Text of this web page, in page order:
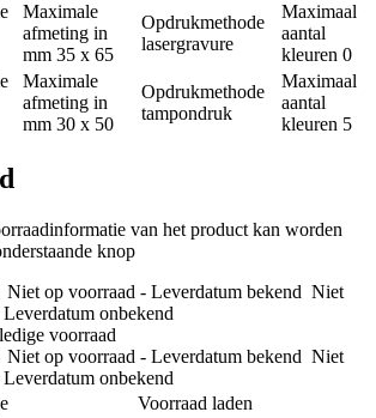
Maximale
afmeting in
mm 35 x 65
Opdrukmethode
lasergravure
Maximaal
aantal
kleuren 0
Maximale
afmeting in
mm 30 x 50
Opdrukmethode
tampondruk
Maximaal
aantal
kleuren 5
van het product kan worden
knop
Niet op voorraad - Leverdatum bekend Niet
onbekend
voorraad
Niet op voorraad - Leverdatum bekend Niet
onbekend
Voorraad laden